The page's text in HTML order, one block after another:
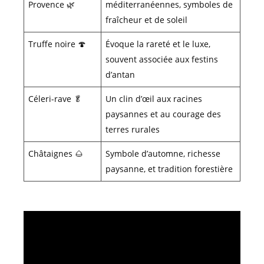
Provence 🌿
méditerranéennes, symboles de
fraîcheur et de soleil
Truffe noire 🍄
Évoque la rareté et le luxe,
souvent associée aux festins
d’antan
Céleri-rave 🥬
Un clin d’œil aux racines
paysannes et au courage des
terres rurales
Châtaignes 🌰
Symbole d’automne, richesse
paysanne, et tradition forestière